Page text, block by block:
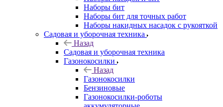
Наборы бит
Наборы бит для точных работ
Наборы накидных насадок с рукояткой
Садовая и уборочная техника
Назад
Садовая и уборочная техника
Газонокосилки
Назад
Газонокосилки
Бензиновые
Газонокосилки-роботы